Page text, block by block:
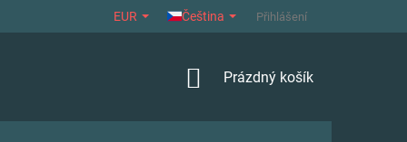
HODNOCENÍ OBCHODU OBCHODNÍ PODMÍNKY
EUR Čeština Přihlášení
NÁKUPNÍ
Prázdný košík